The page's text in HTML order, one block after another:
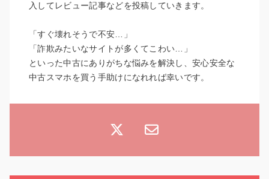
入してレビュー記事などを投稿していきます。
「すぐ壊れそうで不安…」
「詐欺みたいなサイトが多くてこわい…」
といった中古にありがちな悩みを解決し、安心安全な
中古スマホを買う手助けになれれば幸いです。